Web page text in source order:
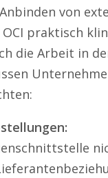
von
praktisch
die Arbeit in